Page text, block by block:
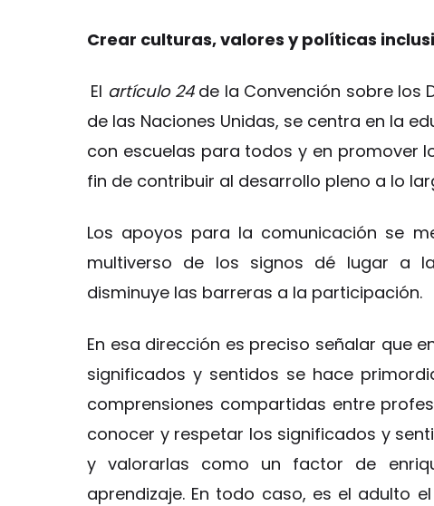
Crear culturas, valores y políticas
El artículo 24de la Convención sobre los
de las Naciones Unidas, se centra en la
con escuelas para todos y en promover
fin de contribuir al desarrollo pleno a lo
Los apoyos para la comunicación se
multiverso de los signos dé lugar a
disminuye las barreras a la participación.
En esa dirección es preciso señalar que
significados y sentidos se hace
comprensiones compartidas entre
conocer y respetar los significados y
y valorarlas como un factor de
aprendizaje. En todo caso, es el adulto